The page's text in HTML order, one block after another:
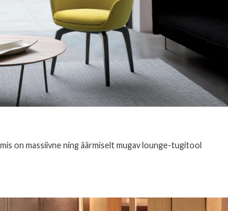
on massiivne ning äärmiselt mugav lounge-tugitool